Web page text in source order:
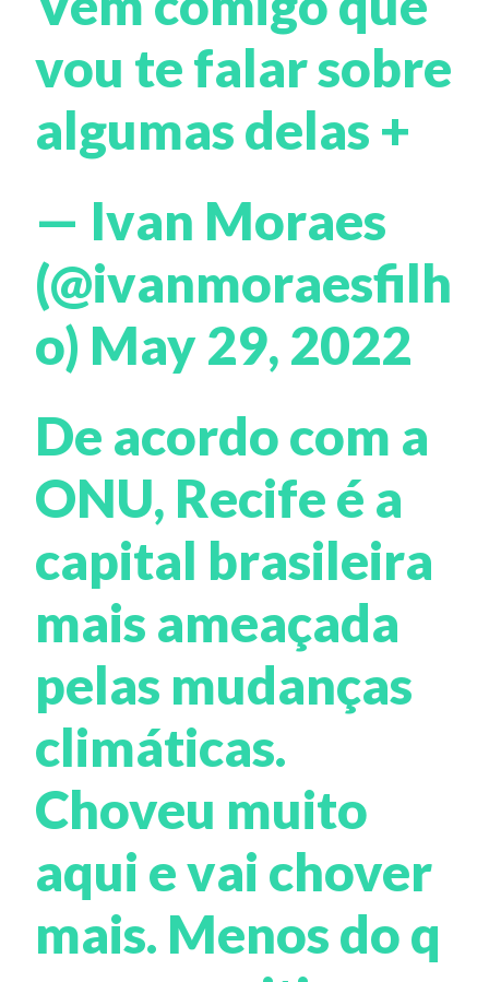
vou te falar sobre
algumas delas +
— Ivan Moraes
(@ivanmoraesfilh
o) May 29, 2022
De acordo com a
ONU, Recife é a
capital brasileira
mais ameaçada
pelas mudanças
climáticas.
Choveu muito
aqui e vai chover
mais. Menos do q